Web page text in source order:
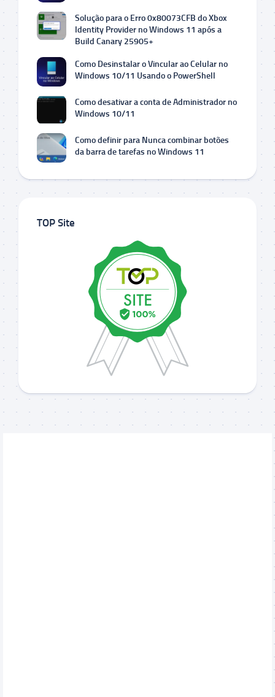
Solução para o Erro 0x80073CFB do Xbox
Identity Provider no Windows 11 após a
Build Canary 25905+
Como Desinstalar o Vincular ao Celular no
Windows 10/11 Usando o PowerShell
Como desativar a conta de Administrador no
Windows 10/11
Como definir para Nunca combinar botões
da barra de tarefas no Windows 11
TOP Site